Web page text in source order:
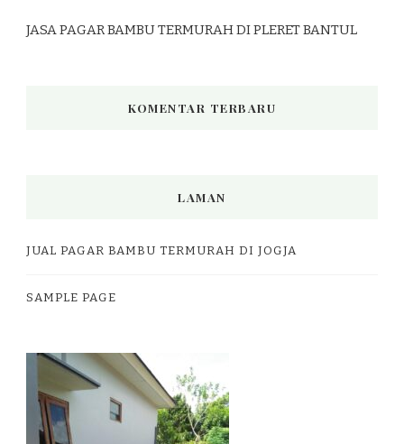
JASA PAGAR BAMBU TERMURAH DI PLERET BANTUL
KOMENTAR TERBARU
LAMAN
JUAL PAGAR BAMBU TERMURAH DI JOGJA
SAMPLE PAGE